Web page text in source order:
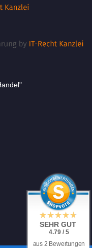
SEHR GUT
4.79 / 5
aus 2 Bewertungen